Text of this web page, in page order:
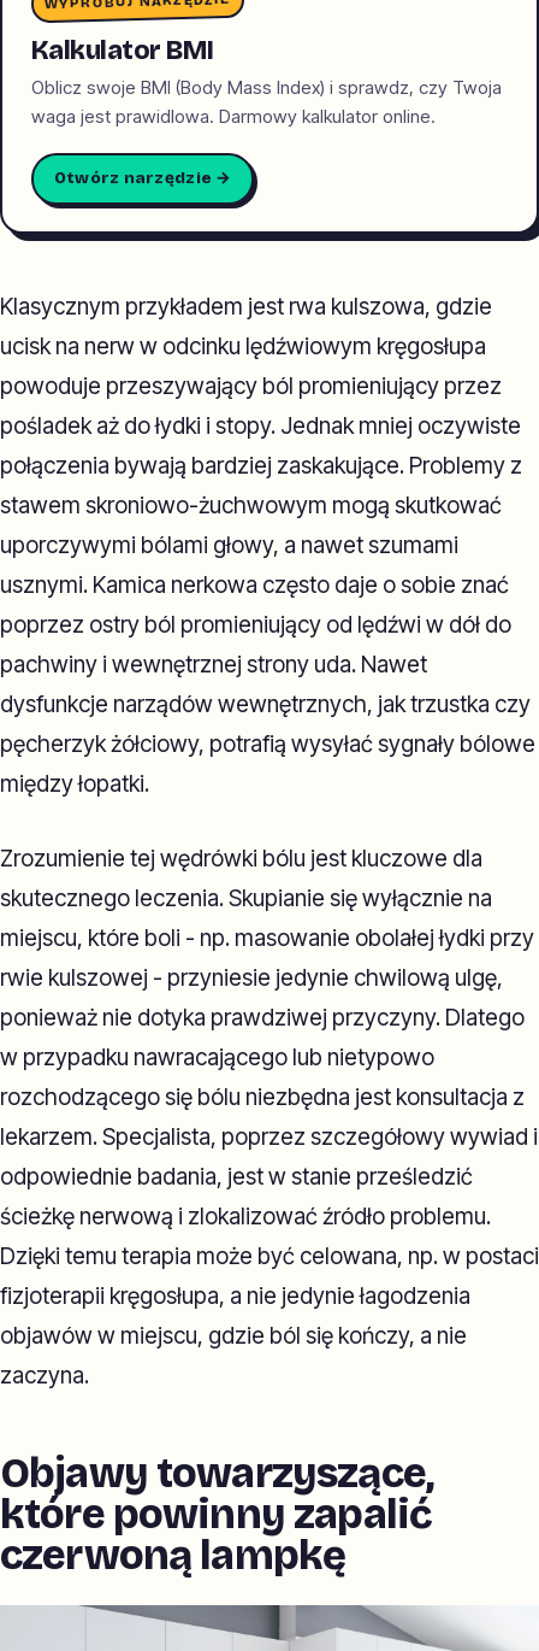
Kalkulator BMI
Oblicz swoje BMI (Body Mass Index) i sprawdz, czy Twoja
waga jest prawidlowa. Darmowy kalkulator online.
Otwórz narzędzie →
Klasycznym przykładem jest rwa kulszowa, gdzie
ucisk na nerw w odcinku lędźwiowym kręgosłupa
powoduje przeszywający ból promieniujący przez
pośladek aż do łydki i stopy. Jednak mniej oczywiste
połączenia bywają bardziej zaskakujące. Problemy z
stawem skroniowo-żuchwowym mogą skutkować
uporczywymi bólami głowy, a nawet szumami
usznymi. Kamica nerkowa często daje o sobie znać
poprzez ostry ból promieniujący od lędźwi w dół do
pachwiny i wewnętrznej strony uda. Nawet
dysfunkcje narządów wewnętrznych, jak trzustka czy
pęcherzyk żółciowy, potrafią wysyłać sygnały bólowe
między łopatki.
Zrozumienie tej wędrówki bólu jest kluczowe dla
skutecznego leczenia. Skupianie się wyłącznie na
miejscu, które boli - np. masowanie obolałej łydki przy
rwie kulszowej - przyniesie jedynie chwilową ulgę,
ponieważ nie dotyka prawdziwej przyczyny. Dlatego
w przypadku nawracającego lub nietypowo
rozchodzącego się bólu niezbędna jest konsultacja z
lekarzem. Specjalista, poprzez szczegółowy wywiad i
odpowiednie badania, jest w stanie prześledzić
ścieżkę nerwową i zlokalizować źródło problemu.
Dzięki temu terapia może być celowana, np. w postaci
fizjoterapii kręgosłupa, a nie jedynie łagodzenia
objawów w miejscu, gdzie ból się kończy, a nie
zaczyna.
Objawy towarzyszące,
które powinny zapalić
czerwoną lampkę